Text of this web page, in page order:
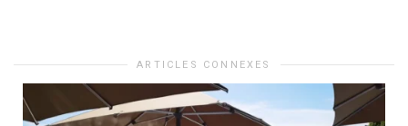
ARTICLES CONNEXES